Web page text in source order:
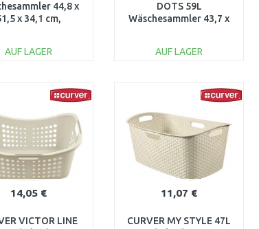
44,8 x
x 34,1 cm,
AUF LAGER
DOTS 59L
Wäschesammler 43,7 x
AUF LAGER
14,05 €
VICTOR LINE
11,07 €
CURVER MY STYLE 47L